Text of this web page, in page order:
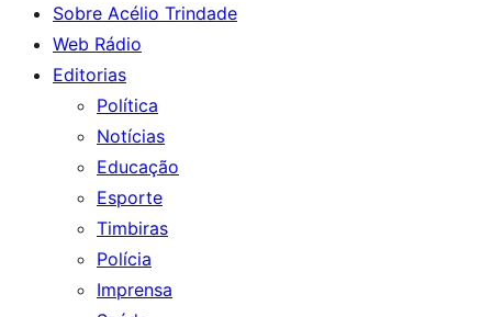
Sobre Acélio Trindade
Web Rádio
Editorias
Política
Notícias
Educação
Esporte
Timbiras
Polícia
Imprensa